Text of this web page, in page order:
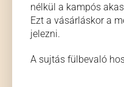
nélkül a kampós
Ezt a vásárláskor a
jelezni.
A sujtás fülbevaló